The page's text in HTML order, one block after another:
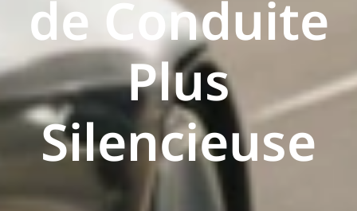
de Conduite
Plus
Silencieuse